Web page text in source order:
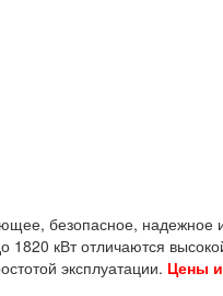
безопасное, надежное
кВт отличаются
эксплуатации. Цены